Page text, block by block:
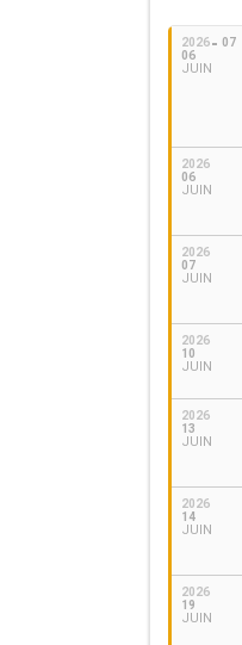
2026
06
JUIN
07
2026
06
JUIN
2026
07
JUIN
2026
10
JUIN
2026
13
JUIN
2026
14
JUIN
2026
19
JUIN